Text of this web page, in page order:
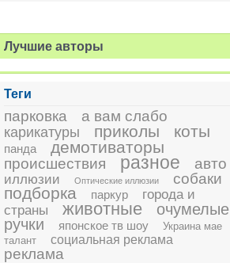
Лучшие авторы
Теги
парковка а вам слабо
карикатуры приколы коты
панда демотиваторы
происшествия разное авто
иллюзии Оптические иллюзии собаки
подборка паркур
города и
страны
животные
очумелые
ручки
японское тв шоу
Украина мае
талант
социальная реклама
реклама